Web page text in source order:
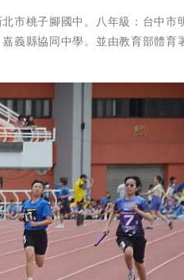
市桃子腳國中。八年級：台中市
義縣協同中學。並由教育部體育